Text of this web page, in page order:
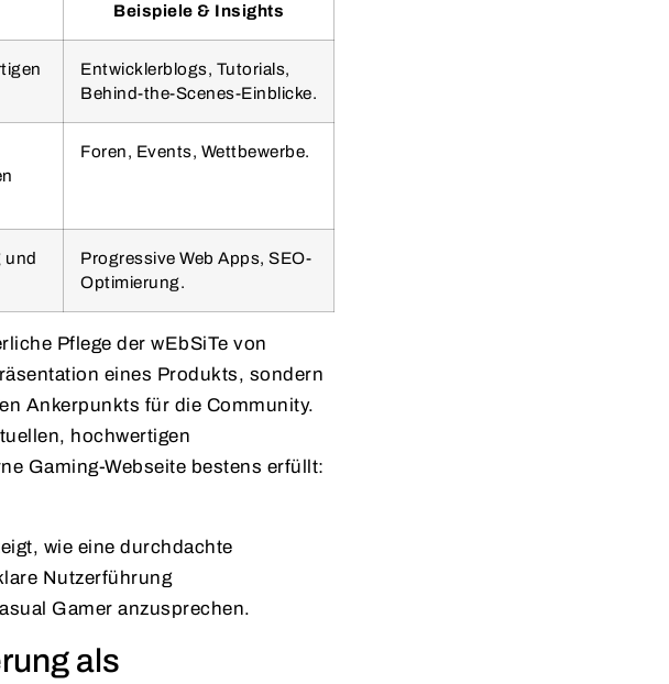
Beispiele & Insights
Entwicklerblogs, Tutorials,
Behind-the-Scenes-Einblicke.
Foren, Events, Wettbewerbe.
und
Progressive Web Apps, SEO-
Optimierung.
Pflege der wEbSiTe von
eines Produkts, sondern
Ankerpunkts für die Community.
hochwertigen
Gaming-Webseite bestens erfüllt:
wie eine durchdachte
Nutzerführung
Gamer anzusprechen.
als